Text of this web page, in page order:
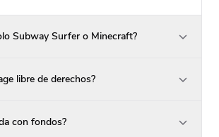
Subway Surfer o Minecraft?
libre de derechos?
con fondos?